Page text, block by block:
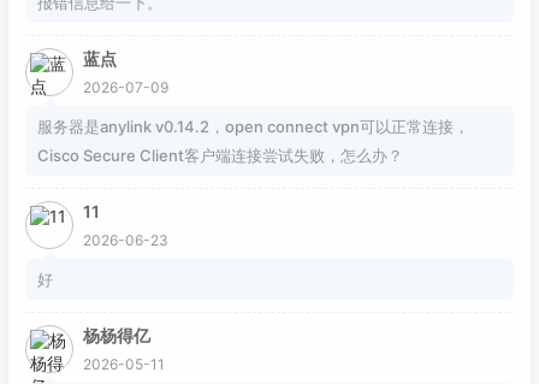
蓝点
2026-07-09
服务器是anylink v0.14.2，open connect vpn可以正常连接，
Cisco Secure Client客户端连接尝试失败，怎么办？
11
2026-06-23
好
杨杨得亿
2026-05-11